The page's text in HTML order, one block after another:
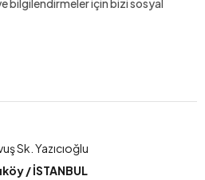
bilgilendirmeler için bizi sosyal
Sk. Yazıcıoğlu
/ İSTANBUL